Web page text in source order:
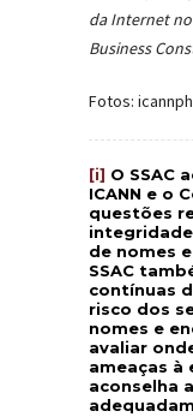
da Internet no
Business
Fotos:
[i] O SSAC
ICANN e o
questões
de nomes
SSAC
contínuas
risco dos
nomes e
avaliar
ameaças à
aconselha